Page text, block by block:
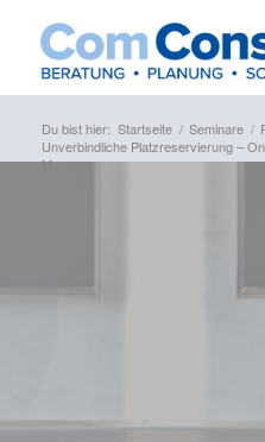
Du bist hier: Startseite / Seminare /
Unverbindliche Platzreservierung –
M...